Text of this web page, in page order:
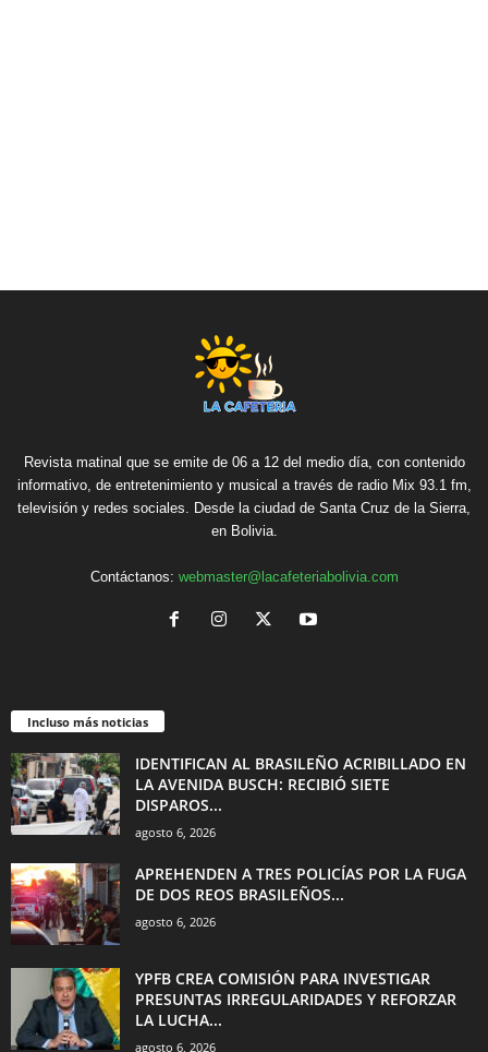
Revista matinal que se emite de 06 a 12 del medio día, con contenido
informativo, de entretenimiento y musical a través de radio Mix 93.1 fm,
televisión y redes sociales. Desde la ciudad de Santa Cruz de la Sierra,
en Bolivia.
Contáctanos: webmaster@lacafeteriabolivia.com
Incluso más noticias
IDENTIFICAN AL BRASILEÑO ACRIBILLADO EN
LA AVENIDA BUSCH: RECIBIÓ SIETE
DISPAROS...
agosto 6, 2026
APREHENDEN A TRES POLICÍAS POR LA FUGA
DE DOS REOS BRASILEÑOS...
agosto 6, 2026
YPFB CREA COMISIÓN PARA INVESTIGAR
PRESUNTAS IRREGULARIDADES Y REFORZAR
LA LUCHA...
agosto 6, 2026